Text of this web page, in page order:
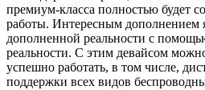
премиум-класса полностью будет
работы. Интересным дополнением
дополненной реальности с
реальности. С этим девайсом
успешно работать, в том числе,
поддержки всех видов